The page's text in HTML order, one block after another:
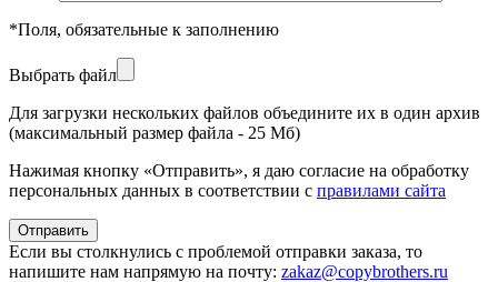
*Поля, обязательные к заполнению
Выбрать файл
Для загрузки нескольких файлов объедините их в один архив
(максимальный размер файла - 25 Мб)
Нажимая кнопку «Отправить», я даю согласие на обработку
персональных данных в соответствии с правилами сайта
Если вы столкнулись с проблемой отправки заказа, то
напишите нам напрямую на почту: zakaz@copybrothers.ru